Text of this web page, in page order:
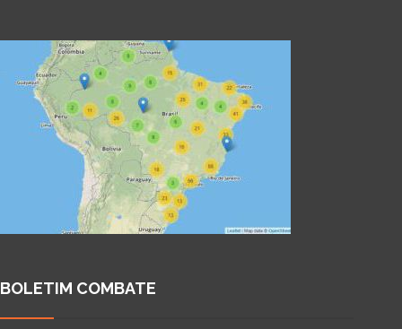
BOLETIM COMBATE